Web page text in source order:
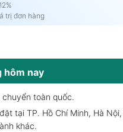
trị đơn hàng
hôm nay
chuyển toàn quốc.
tại TP. Hồ Chí Minh, Hà
khác.